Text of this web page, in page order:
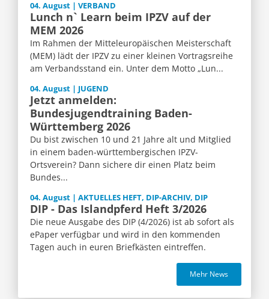
04. August | VERBAND
Lunch n` Learn beim IPZV auf der
MEM 2026
Im Rahmen der Mitteleuropäischen Meisterschaft
(MEM) lädt der IPZV zu einer kleinen Vortragsreihe
am Verbandsstand ein. Unter dem Motto „Lun...
04. August | JUGEND
Jetzt anmelden:
Bundesjugendtraining Baden-
Württemberg 2026
Du bist zwischen 10 und 21 Jahre alt und Mitglied
in einem baden-württembergischen IPZV-
Ortsverein? Dann sichere dir einen Platz beim
Bundes...
04. August | AKTUELLES HEFT, DIP-ARCHIV, DIP
DIP - Das Islandpferd Heft 3/2026
Die neue Ausgabe des DIP (4/2026) ist ab sofort als
ePaper verfügbar und wird in den kommenden
Tagen auch in euren Briefkästen eintreffen.
Mehr News